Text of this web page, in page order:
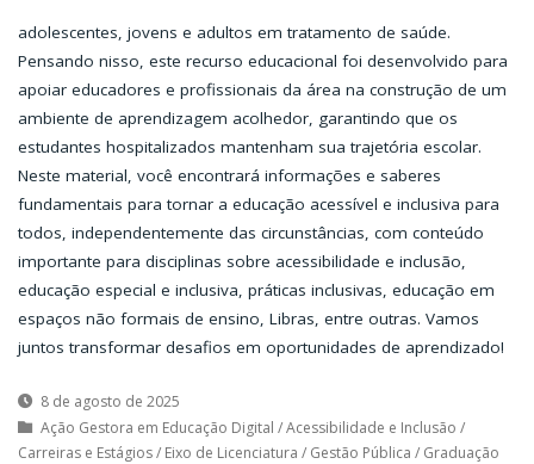
adolescentes, jovens e adultos em tratamento de saúde.
Pensando nisso, este recurso educacional foi desenvolvido para
apoiar educadores e profissionais da área na construção de um
ambiente de aprendizagem acolhedor, garantindo que os
estudantes hospitalizados mantenham sua trajetória escolar.
Neste material, você encontrará informações e saberes
fundamentais para tornar a educação acessível e inclusiva para
todos, independentemente das circunstâncias, com conteúdo
importante para disciplinas sobre acessibilidade e inclusão,
educação especial e inclusiva, práticas inclusivas, educação em
espaços não formais de ensino, Libras, entre outras. Vamos
juntos transformar desafios em oportunidades de aprendizado!
8 de agosto de 2025
Ação Gestora em Educação Digital /Acessibilidade e Inclusão /
Carreiras e Estágios/ Eixo de Licenciatura / Gestão Pública / Graduação